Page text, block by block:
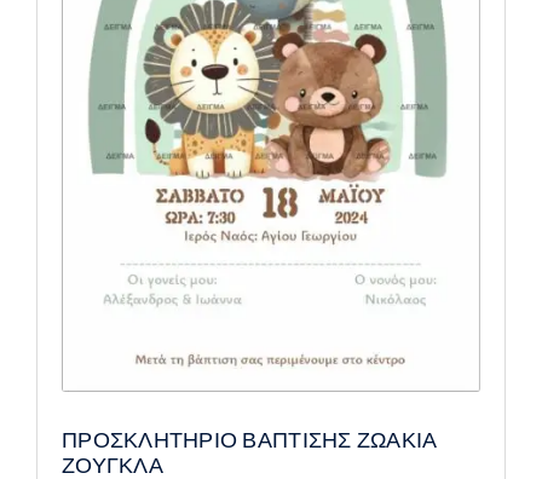
ΠΡΟΣΚΛΗΤΗΡΙΟ ΒΑΠΤΙΣΗΣ ΖΩΑΚΙΑ
ΖΟΥΓΚΛΑ